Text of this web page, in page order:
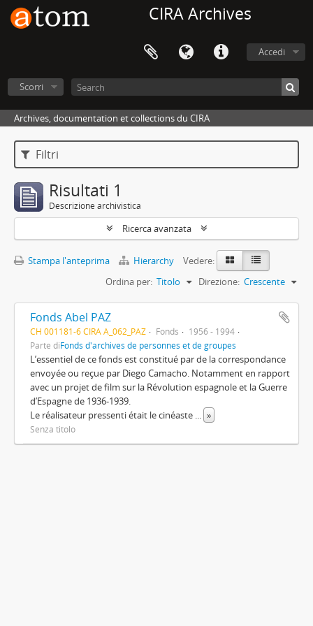
CIRA Archives
Accedi
Scorri
Archives, documentation et collections du CIRA
Filtri
Risultati 1
Descrizione archivistica
Ricerca avanzata
Stampa l'anteprima Hierarchy
Vedere:
Ordina per: Titolo Direzione: Crescente
Fonds Abel PAZ
CH 001181-6 CIRA A_062_PAZ Fonds
1956 - 1994
Parte diFonds d'archives de personnes et de groupes
L’essentiel de ce fonds est constitué par de la correspondance
envoyée ou reçue par Diego Camacho. Notamment en rapport
avec un projet de film sur la Révolution espagnole et la Guerre
d’Espagne de 1936-1939.
Le réalisateur pressenti était le cinéaste ... »
Senza titolo